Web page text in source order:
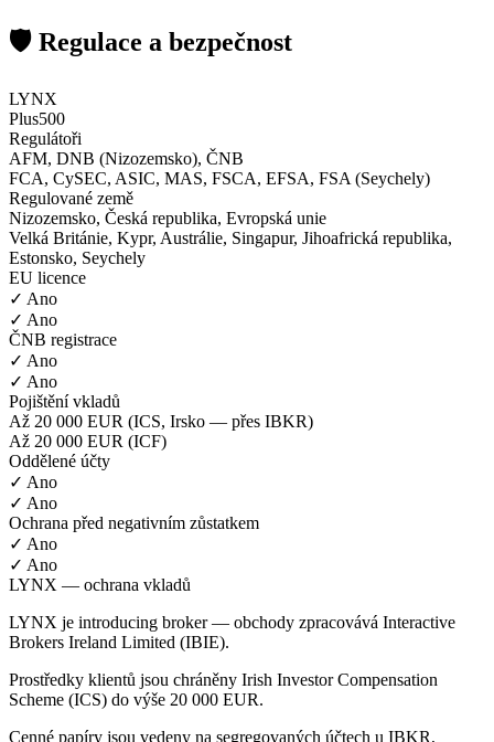
🛡️ Regulace a bezpečnost
LYNX
Plus500
Regulátoři
AFM, DNB (Nizozemsko), ČNB
FCA, CySEC, ASIC, MAS, FSCA, EFSA, FSA (Seychely)
Regulované země
Nizozemsko, Česká republika, Evropská unie
Velká Británie, Kypr, Austrálie, Singapur, Jihoafrická republika,
Estonsko, Seychely
EU licence
✓ Ano
✓ Ano
ČNB registrace
✓ Ano
✓ Ano
Pojištění vkladů
Až 20 000 EUR (ICS, Irsko — přes IBKR)
Až 20 000 EUR (ICF)
Oddělené účty
✓ Ano
✓ Ano
Ochrana před negativním zůstatkem
✓ Ano
✓ Ano
LYNX — ochrana vkladů
LYNX je introducing broker — obchody zpracovává Interactive
Brokers Ireland Limited (IBIE).
Prostředky klientů jsou chráněny Irish Investor Compensation
Scheme (ICS) do výše 20 000 EUR.
Cenné papíry jsou vedeny na segregovaných účtech u IBKR,